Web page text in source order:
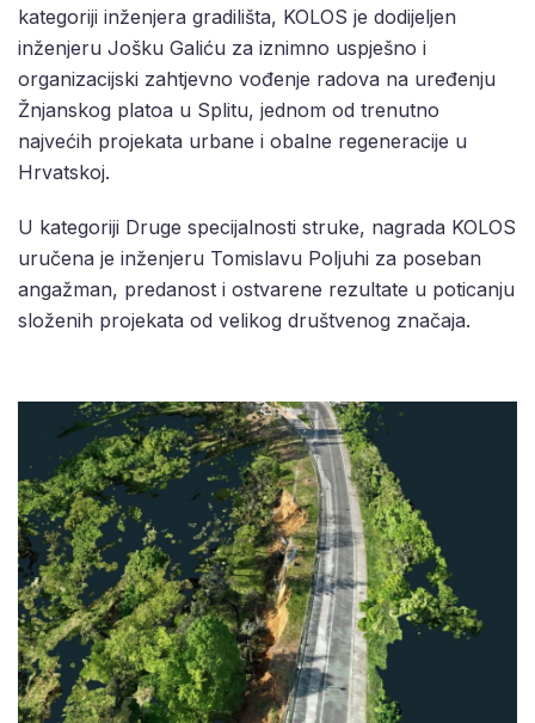
kategoriji inženjera gradilišta, KOLOS je dodijeljen
inženjeru Jošku Galiću za iznimno uspješno i
organizacijski zahtjevno vođenje radova na uređenju
Žnjanskog platoa u Splitu, jednom od trenutno
najvećih projekata urbane i obalne regeneracije u
Hrvatskoj.
U kategoriji Druge specijalnosti struke, nagrada KOLOS
uručena je inženjeru Tomislavu Poljuhi za poseban
angažman, predanost i ostvarene rezultate u poticanju
složenih projekata od velikog društvenog značaja.